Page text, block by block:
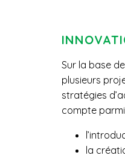
Sur la base
plusieurs
stratégies
compte
la